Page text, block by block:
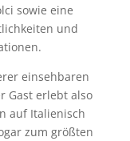
sowie eine
und
einsehbaren
Gast erlebt also
auf Italienisch
zum größten